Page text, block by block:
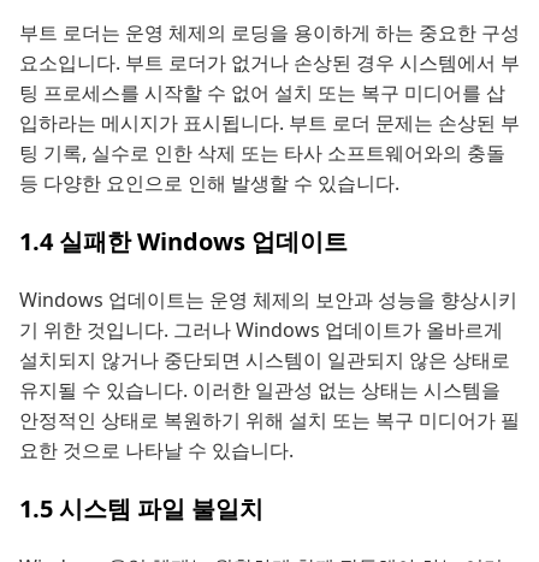
부트 로더는 운영 체제의 로딩을 용이하게 하는 중요한 구성
요소입니다. 부트 로더가 없거나 손상된 경우 시스템에서 부
팅 프로세스를 시작할 수 없어 설치 또는 복구 미디어를 삽
입하라는 메시지가 표시됩니다. 부트 로더 문제는 손상된 부
팅 기록, 실수로 인한 삭제 또는 타사 소프트웨어와의 충돌
등 다양한 요인으로 인해 발생할 수 있습니다.
1.4 실패한 Windows 업데이트
Windows 업데이트는 운영 체제의 보안과 성능을 향상시키
기 위한 것입니다. 그러나 Windows 업데이트가 올바르게
설치되지 않거나 중단되면 시스템이 일관되지 않은 상태로
유지될 수 있습니다. 이러한 일관성 없는 상태는 시스템을
안정적인 상태로 복원하기 위해 설치 또는 복구 미디어가 필
요한 것으로 나타날 수 있습니다.
1.5 시스템 파일 불일치